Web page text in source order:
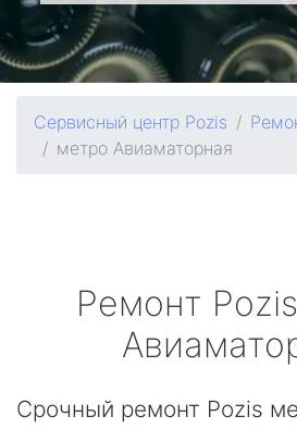
Сервисный центр Pozis
метро Авиаматорная
Ремонт Pozis
Срочный ремонт Pozis